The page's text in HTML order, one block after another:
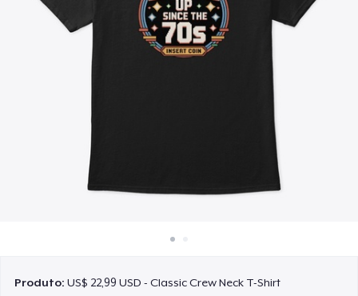
Venda em todo lugar
Produto:US$ 22,99 USD - Classic Crew Neck T-Shirt